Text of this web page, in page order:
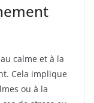
calme et à la
Cela implique
ou à la